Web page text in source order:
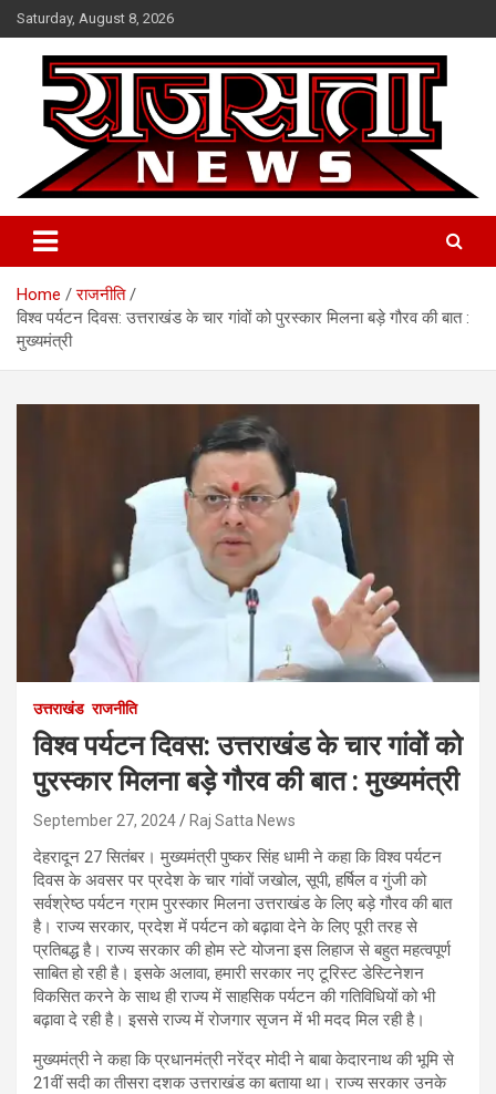
Skip
to
content
Saturday, August 8, 2026
Raj Satta News
Home
राजनीति
विश्व पर्यटन दिवस: उत्तराखंड के चार गांवों को पुरस्कार मिलना बड़े गौरव की बात :
मुख्यमंत्री
उत्तराखंड राजनीति
विश्व पर्यटन दिवस: उत्तराखंड के चार गांवों को
पुरस्कार मिलना बड़े गौरव की बात : मुख्यमंत्री
September 27, 2024 Raj Satta News
देहरादून 27 सितंबर। मुख्यमंत्री पुष्कर सिंह धामी ने कहा कि विश्व पर्यटन
दिवस के अवसर पर प्रदेश के चार गांवों जखोल, सूपी, हर्षिल व गुंजी को
सर्वश्रेष्ठ पर्यटन ग्राम पुरस्कार मिलना उत्तराखंड के लिए बड़े गौरव की बात
है। राज्य सरकार, प्रदेश में पर्यटन को बढ़ावा देने के लिए पूरी तरह से
प्रतिबद्ध है। राज्य सरकार की होम स्टे योजना इस लिहाज से बहुत महत्वपूर्ण
साबित हो रही है। इसके अलावा, हमारी सरकार नए टूरिस्ट डेस्टिनेशन
विकसित करने के साथ ही राज्य में साहसिक पर्यटन की गतिविधियों को भी
बढ़ावा दे रही है। इससे राज्य में रोजगार सृजन में भी मदद मिल रही है।
मुख्यमंत्री ने कहा कि प्रधानमंत्री नरेंद्र मोदी ने बाबा केदारनाथ की भूमि से
21वीं सदी का तीसरा दशक उत्तराखंड का बताया था। राज्य सरकार उनके